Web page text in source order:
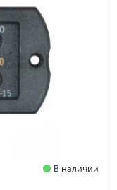
В наличии